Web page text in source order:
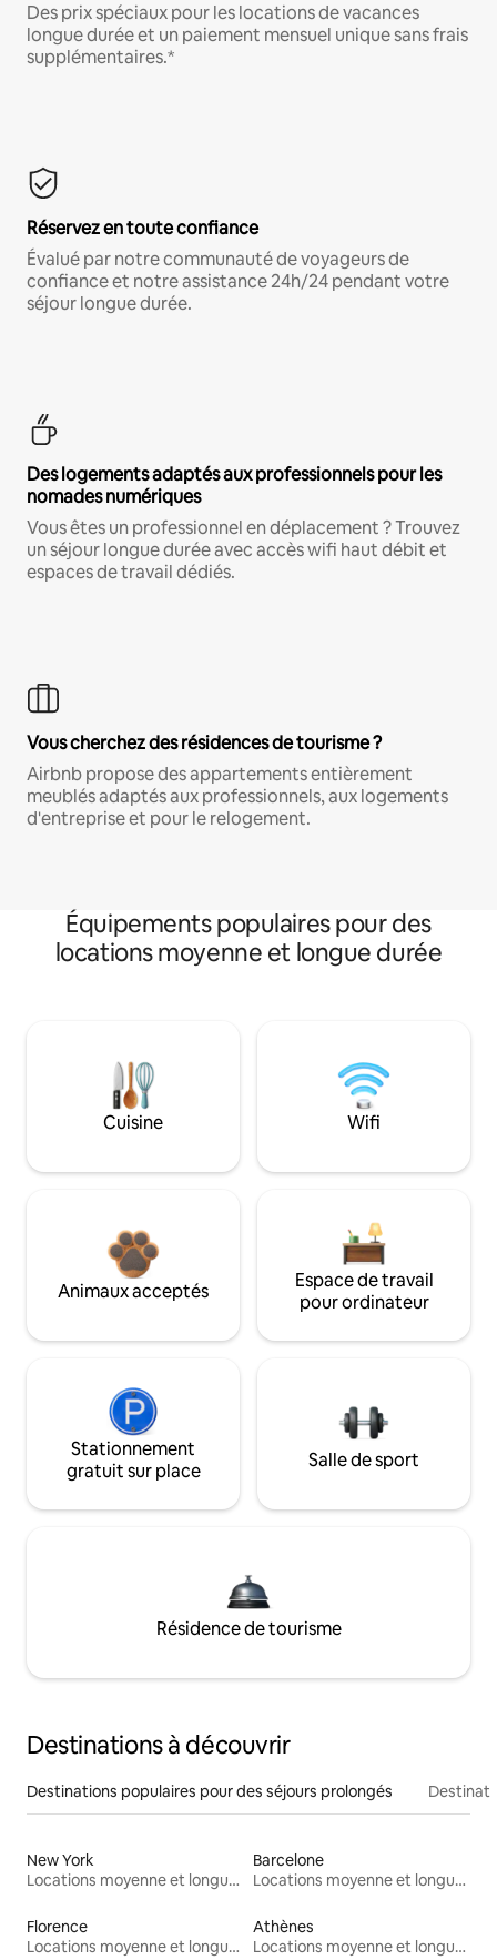
Des prix spéciaux pour les locations de vacances
longue durée et un paiement mensuel unique sans frais
supplémentaires.*
Réservez en toute confiance
Évalué par notre communauté de voyageurs de
confiance et notre assistance 24h/24 pendant votre
séjour longue durée.
Des logements adaptés aux professionnels pour les
nomades numériques
Vous êtes un professionnel en déplacement ? Trouvez
un séjour longue durée avec accès wifi haut débit et
espaces de travail dédiés.
Vous cherchez des résidences de tourisme ?
Airbnb propose des appartements entièrement
meublés adaptés aux professionnels, aux logements
d'entreprise et pour le relogement.
Équipements populaires pour des
locations moyenne et longue durée
Cuisine Wifi
Animaux acceptés
Espace de travail
pour ordinateur
Stationnement
gratuit sur place
Salle de sport
Résidence de tourisme
Destinations à découvrir
Destinations populaires pour des séjours prolongés
New York
Locations moyenne et longue durée
Barcelone
Locations moyenne et longue durée
Florence
Locations moyenne et longue durée
Athènes
Locations moyenne et longue durée